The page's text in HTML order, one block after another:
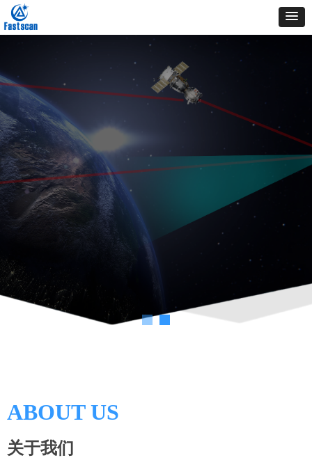
业发
！
creats o
indust
ABOUT US
关于我们